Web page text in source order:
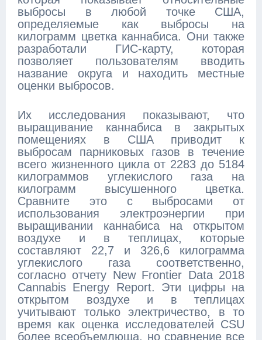
выбросы в любой точке США,
определяемые как выбросы на
килограмм цветка каннабиса. Они также
разработали ГИС-карту, которая
позволяет пользователям вводить
название округа и находить местные
оценки выбросов.
Их исследования показывают, что
выращивание каннабиса в закрытых
помещениях в США приводит к
выбросам парниковых газов в течение
всего жизненного цикла от 2283 до 5184
килограммов углекислого газа на
килограмм высушенного цветка.
Сравните это с выбросами от
использования электроэнергии при
выращивании каннабиса на открытом
воздухе и в теплицах, которые
составляют 22,7 и 326,6 килограмма
углекислого газа соответственно,
согласно отчету New Frontier Data 2018
Cannabis Energy Report. Эти цифры на
открытом воздухе и в теплицах
учитывают только электричество, в то
время как оценка исследователей CSU
более всеобъемлюща, но сравнение все